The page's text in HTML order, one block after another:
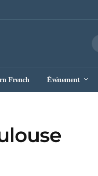
French Événement